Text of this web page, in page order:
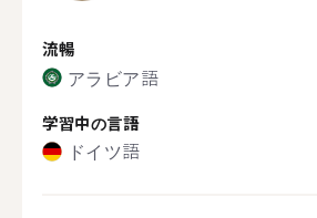
流暢
アラビア語
学習中の言語
ドイツ語